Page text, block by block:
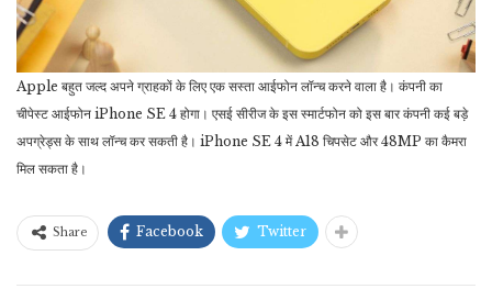
Apple बहुत जल्द अपने ग्राहकों के लिए एक सस्ता आईफोन लॉन्च करने वाला है। कंपनी का
चीपेस्ट आईफोन iPhone SE 4 होगा। एसई सीरीज के इस स्मार्टफोन को इस बार कंपनी कई बड़े
अपग्रेड्स के साथ लॉन्च कर सकती है। iPhone SE 4 में A18 चिपसेट और 48MP का कैमरा
मिल सकता है।
Share Facebook Twitter